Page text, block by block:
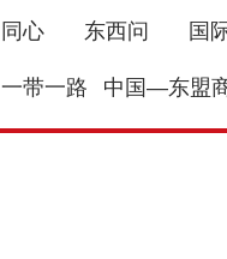
同心 东西问 国
一带一路 中国—东盟